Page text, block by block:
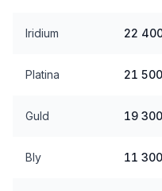
Iridium 22
Platina 21 500
Guld 19 300
Bly 11 300